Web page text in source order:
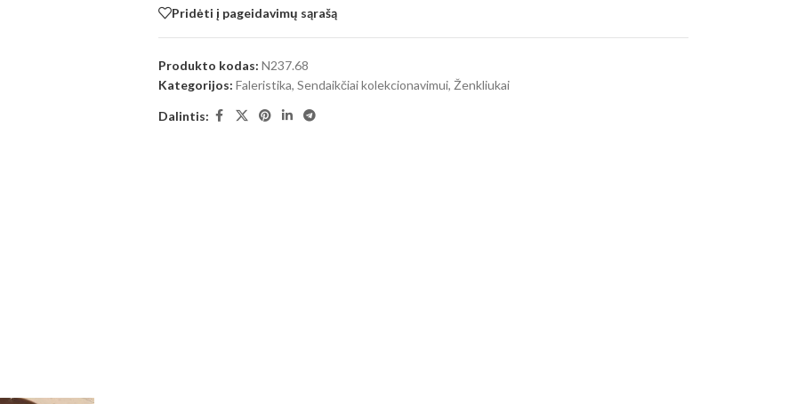
Pridėti į pageidavimų sąrašą
Produkto kodas: N237.68
Kategorijos: Faleristika, Sendaikčiai kolekcionavimui, Ženkliukai
Dalintis: